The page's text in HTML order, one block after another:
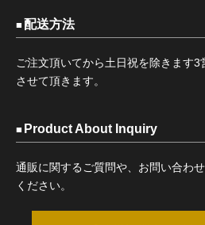
配送方法
ご注文頂いてから土日祝を除きます
させて頂きます。
Product About Inquiry
通販に関するご質問や、お問い合わ
ください。